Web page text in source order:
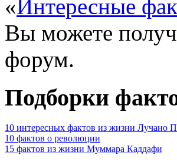
«Интересные
Вы можете
форум.
Подборки
10 интересных фактов из жизни Лучано
10 фактов о революции
15 фактов из жизни Муммара Каддафи